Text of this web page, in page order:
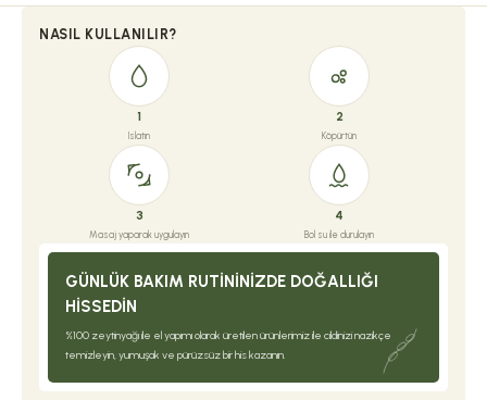
NASIL KULLANILIR?
1
Islatın
2
Köpürtün
3
Masaj yaparak uygulayın
4
Bol su ile durulayın
GÜNLÜK BAKIM RUTININIZDE DOĞALLIĞI
HISSEDIN
%100 zeytinyağı ile el yapımı olarak üretilen ürünlerimiz ile cildinizi nazikçe
temizleyin, yumuşak ve pürüzsüz bir his kazanın.